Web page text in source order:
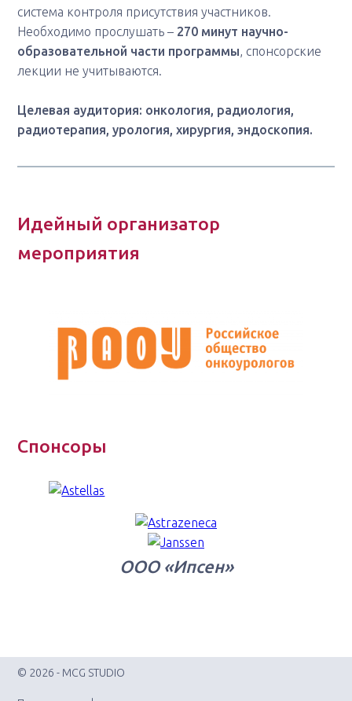
система контроля присутствия участников.
Необходимо прослушать – 270 минут научно-
образовательной части программы, спонсорские
лекции не учитываются.
Целевая аудитория: онкология, радиология,
радиотерапия, урология, хирургия, эндоскопия.
Идейный организатор
мероприятия
Спонсоры
ООО «Ипсен»
© 2026 - MCG STUDIO